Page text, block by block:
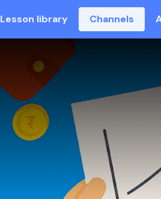
Lesson library Channels